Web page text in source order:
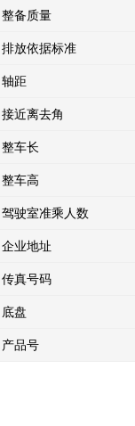
整备质量
排放依据标准
轴距
接近离去角
整车长
整车高
驾驶室准乘人数
企业地址
传真号码
底盘
产品号